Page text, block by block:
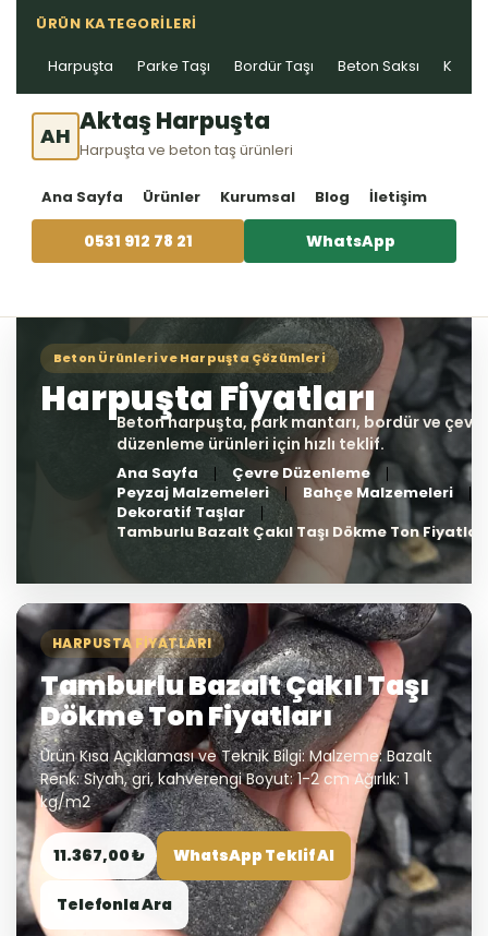
ÜRÜN KATEGORILERI
Harpuşta Parke Taşı Bordür Taşı Beton Saksı Kablo
AH Aktaş Harpuşta
Harpuşta ve beton taş ürünleri
Ana Sayfa Ürünler Kurumsal Blog İletişim
0531 912 78 21 WhatsApp
Ana Sayfa
Çevre Düzenleme
Peyzaj Malzemeleri
Bahçe Malzemeleri
Dekoratif Taşlar
Tamburlu Bazalt Çakıl Taşı Dökme Ton Fiyatları
HARPUSTA FIYATLARI
Tamburlu Bazalt Çakıl Taşı
Dökme Ton Fiyatları
Ürün Kısa Açıklaması ve Teknik Bilgi: Malzeme: Bazalt
Renk: Siyah, gri, kahverengi Boyut: 1-2 cm Ağırlık: 1
kg/m2
11.367,00 ₺ WhatsApp Teklif Al
Telefonla Ara